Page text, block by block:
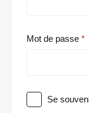
Mot de passe
Se